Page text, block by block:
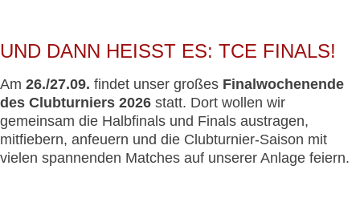
UND DANN HEISST ES: TCE FINALS!
Am 26./27.09. findet unser großes Finalwochenende
des Clubturniers 2026 statt. Dort wollen wir
gemeinsam die Halbfinals und Finals austragen,
mitfiebern, anfeuern und die Clubturnier-Saison mit
vielen spannenden Matches auf unserer Anlage feiern.